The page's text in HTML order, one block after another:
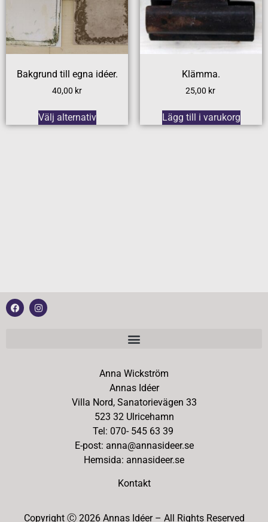
Bakgrund till egna idéer.
40,00 kr
Välj alternativ
Klämma.
25,00 kr
Lägg till i varukorg
Anna Wickström
Annas Idéer
Villa Nord, Sanatorievägen 33
523 32 Ulricehamn
Tel: 070- 545 63 39
E-post: anna@annasideer.se
Hemsida: annasideer.se
Kontakt
Copyright Ⓒ 2026 Annas Idéer – All Rights Reserved